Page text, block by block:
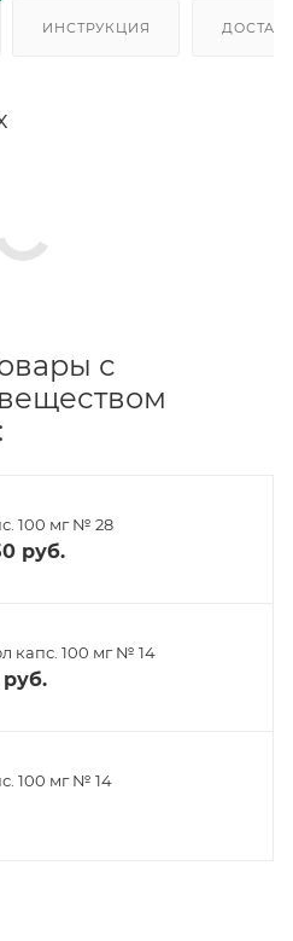
ИНСТРУКЦИЯ
с
100 мг № 28
руб.
капс. 100 мг № 14
руб.
100 мг № 14